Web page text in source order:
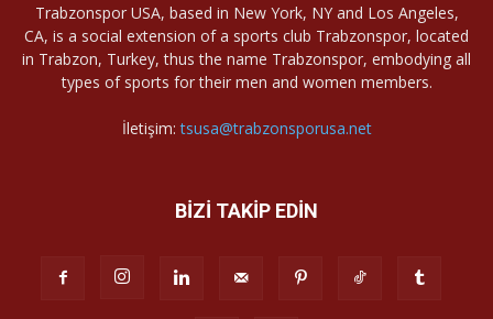
Trabzonspor USA, based in New York, NY and Los Angeles,
CA, is a social extension of a sports club Trabzonspor, located
in Trabzon, Turkey, thus the name Trabzonspor, embodying all
types of sports for their men and women members.
İletişim:tsusa@trabzonsporusa.net
BİZİ TAKİP EDİN